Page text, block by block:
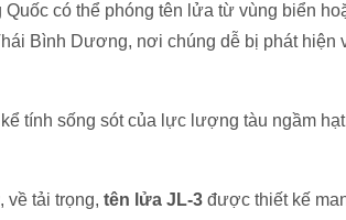
Quốc có thể phóng tên lửa từ vùng biển
Bình Dương, nơi chúng dễ bị phát
tính sống sót của lực lượng tàu ngầm
, về tải trọng, tên lửa JL-3 được thiết kế